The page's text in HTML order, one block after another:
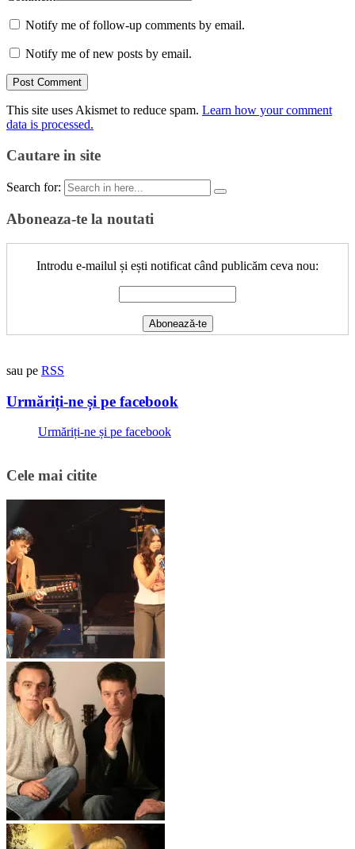
Notify me of follow-up comments by email.
Notify me of new posts by email.
This site uses Akismet to reduce spam. Learn how your comment
data is processed.
Cautare in site
Search for:
Aboneaza-te la noutati
Introdu e-mailul și ești notificat când publicăm ceva nou:
sau pe RSS
Urmăriți-ne și pe facebook
Urmăriți-ne și pe facebook
Cele mai citite